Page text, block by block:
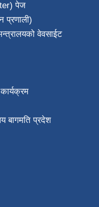
पेज
प्रणाली)
वेवसाईट
बागमति प्रदेश